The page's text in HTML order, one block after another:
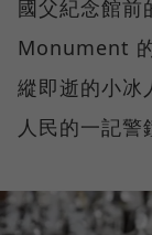
國父紀念館
Monument
縱即逝的小冰
人民的一記警